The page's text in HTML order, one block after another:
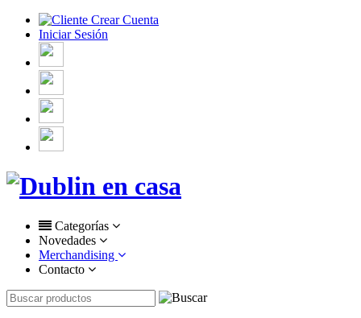
Crear Cuenta
Iniciar Sesión
Categorías
Novedades
Merchandising
Contacto